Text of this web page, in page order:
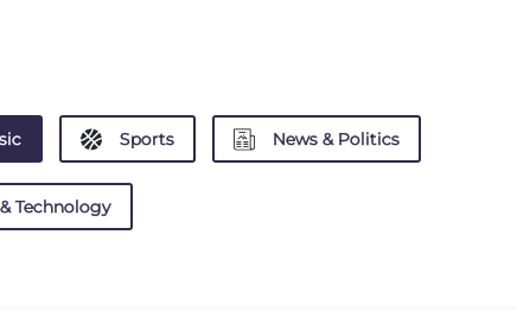
Sports News & Politics
Technology